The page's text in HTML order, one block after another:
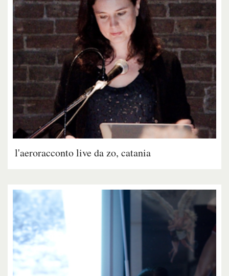
l'aeroracconto live da zo, catania